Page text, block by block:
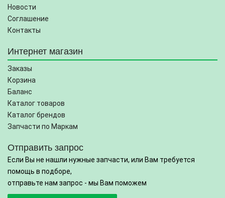
Новости
Соглашение
Контакты
Интернет магазин
Заказы
Корзина
Баланс
Каталог товаров
Каталог брендов
Запчасти по Маркам
Отправить запрос
Если Вы не нашли нужные запчасти, или Вам требуется
помощь в подборе,
отправьте нам запрос - мы Вам поможем